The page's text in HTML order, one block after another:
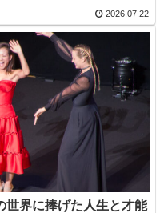
2026.07.22
世界に捧げた人生と才能